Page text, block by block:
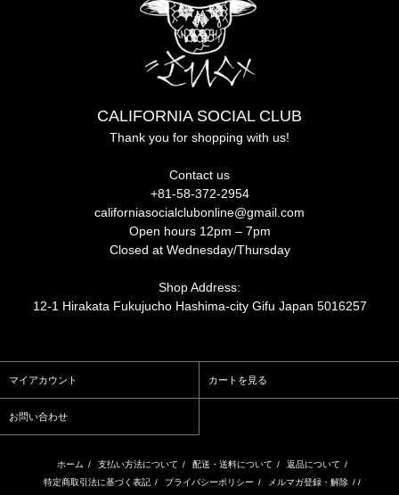
CALIFORNIA SOCIAL CLUB
Thank you for shopping with us!
Contact us
+81-58-372-2954
californiasocialclubonline@gmail.com
Open hours 12pm – 7pm
Closed at Wednesday/Thursday
Shop Address:
12-1 Hirakata Fukujucho Hashima-city Gifu Japan 5016257
マイアカウント カートを見る
お問い合わせ
ホーム / 支払い方法について / 配送・送料について / 返品について /
特定商取引法に基づく表記 / プライバシーポリシー / メルマガ登録・解除 / /